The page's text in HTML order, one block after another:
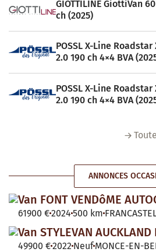
GIOTTILINE GiottiVan
ch (2025)
POSSL X-Line
2.0 190 ch 4×4 BVA
POSSL X-Line
2.0 190 ch 4×4 BVA
ANNONCES
Van FONT VENDôME
61900 €2024 500 km
Van STYLEVAN AUCKLAND
49900 €2022 Neuf MONCE-EN-